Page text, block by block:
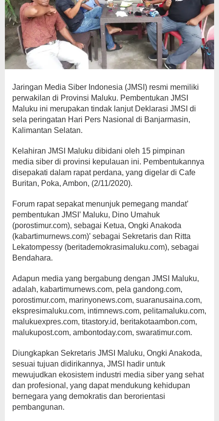
Jaringan Media Siber Indonesia (JMSI) resmi memiliki
perwakilan di Provinsi Maluku. Pembentukan JMSI
Maluku ini merupakan tindak lanjut Deklarasi JMSI di
sela peringatan Hari Pers Nasional di Banjarmasin,
Kalimantan Selatan.
Kelahiran JMSI Maluku dibidani oleh 15 pimpinan
media siber di provinsi kepulauan ini. Pembentukannya
disepakati dalam rapat perdana, yang digelar di Cafe
Buritan, Poka, Ambon, (2/11/2020).
Forum rapat sepakat menunjuk pemegang mandat’
pembentukan JMSI’ Maluku, Dino Umahuk
(porostimur.com), sebagai Ketua, Ongki Anakoda
(kabartimurnews.com)’ sebagai Sekretaris dan Ritta
Lekatompessy (beritademokrasimaluku.com), sebagai
Bendahara.
Adapun media yang bergabung dengan JMSI Maluku,
adalah, kabartimurnews.com, pela gandong.com,
porostimur.com, marinyonews.com, suaranusaina.com,
ekspresimaluku.com, intimnews.com, pelitamaluku.com,
malukuexpres.com, titastory.id, beritakotaambon.com,
malukupost.com, ambontoday.com, swaratimur.com.
Diungkapkan Sekretaris JMSI Maluku, Ongki Anakoda,
sesuai tujuan didirikannya, JMSI hadir untuk
mewujudkan ekosistem industri media siber yang sehat
dan profesional, yang dapat mendukung kehidupan
bernegara yang demokratis dan berorientasi
pembangunan.